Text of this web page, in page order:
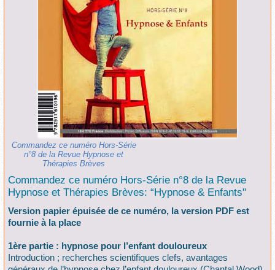
Commandez ce numéro Hors-Série
n°8 de la Revue Hypnose et
Thérapies Brèves
Commandez ce numéro Hors-Série n°8 de la Revue
Hypnose et Thérapies Brèves: “Hypnose & Enfants"
Version papier épuisée de ce numéro, la version PDF est
fournie à la place
1ère partie : hypnose pour l’enfant douloureux
Introduction ; recherches scientifiques clefs, avantages